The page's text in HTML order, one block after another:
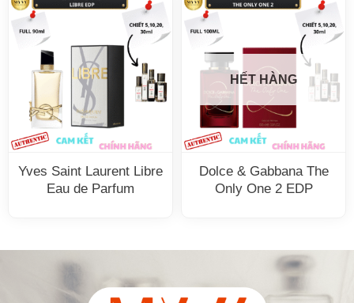
Yves Saint Laurent Libre
Eau de Parfum
HẾT HÀNG
Dolce & Gabbana The
Only One 2 EDP